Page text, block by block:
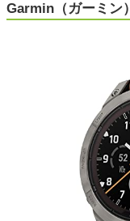
Garmin（ガーミン）